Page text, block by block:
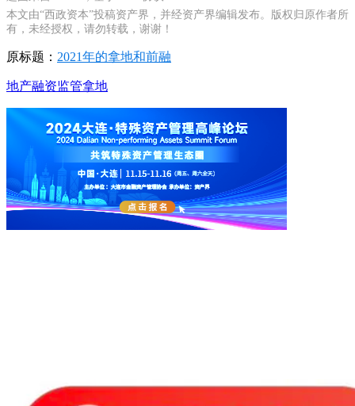
本文由“西政资本”投稿资产界，并经资产界编辑发布。版权归原作者所
有，未经授权，请勿转载，谢谢！
原标题： 2021年的拿地和前融
地产融资监管拿地